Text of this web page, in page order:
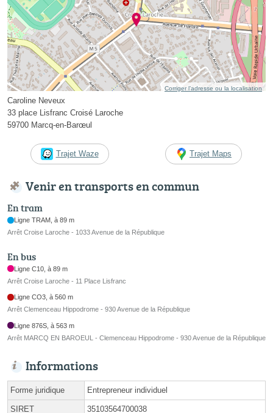
Corriger l’adresse ou la localisation
Caroline Neveux
33 place Lisfranc Croisé Laroche
59700 Marcq-en-Barœul
Trajet Waze Trajet Maps
Venir en transports en commun
En tram
Ligne TRAM, à 89 m
Arrêt Croise Laroche - 1033 Avenue de la République
En bus
Ligne C10, à 89 m
Arrêt Croise Laroche - 11 Place Lisfranc
Ligne CO3, à 560 m
Arrêt Clemenceau Hippodrome - 930 Avenue de la République
Ligne 876S, à 563 m
Arrêt MARCQ EN BAROEUL - Clemenceau Hippodrome - 930 Avenue de la République
Informations
Forme juridique Entrepreneur individuel
SIRET 35103564700038